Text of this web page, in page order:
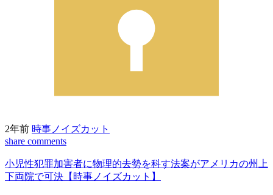
2年前 時事ノイズカット
share comments
小児性犯罪加害者に物理的去勢を科す法案がアメリカの州上
下両院で可決【時事ノイズカット】